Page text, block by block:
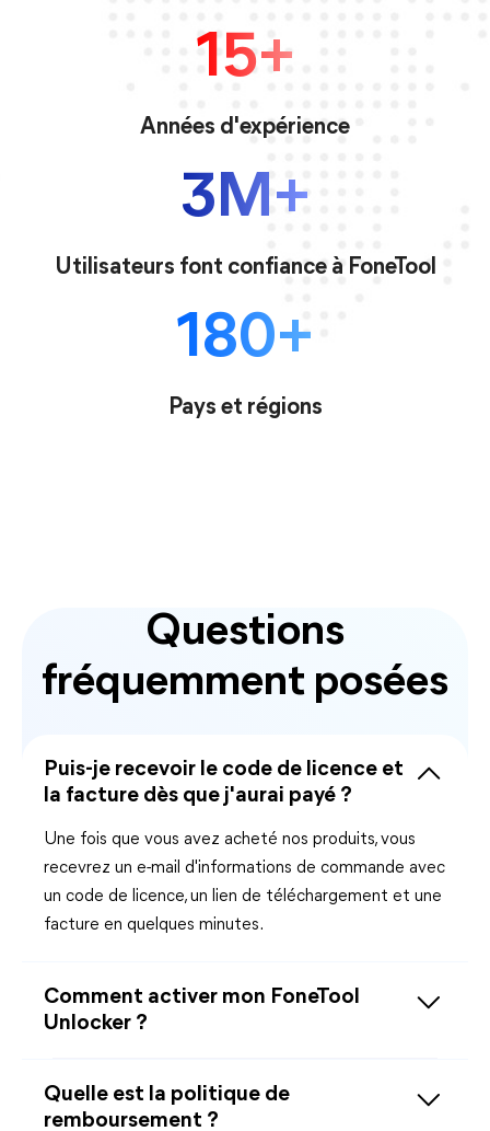
15+
Années d'expérience
3M+
Utilisateurs font confiance à FoneTool
180+
Pays et régions
Questions
fréquemment posées
Puis-je recevoir le code de licence et
la facture dès que j'aurai payé ?
Une fois que vous avez acheté nos produits, vous
recevrez un e-mail d'informations de commande avec
un code de licence, un lien de téléchargement et une
facture en quelques minutes.
Comment activer mon FoneTool
Unlocker ?
Quelle est la politique de
remboursement ?